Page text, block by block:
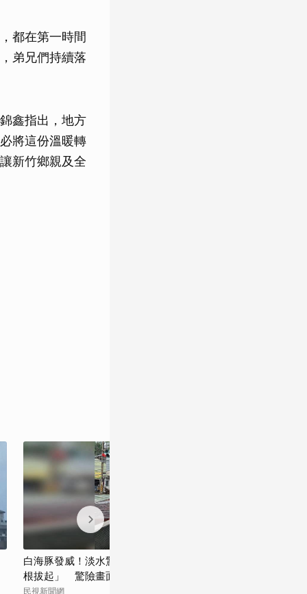
都在第一時間
弟兄們持續落
鑫指出，地方
將這份溫暖轉
新竹鄉親及全
白海豚發威！淡水驚見龍捲風「路樹遭連
根拔起」 驚險畫面曝
民視新聞網